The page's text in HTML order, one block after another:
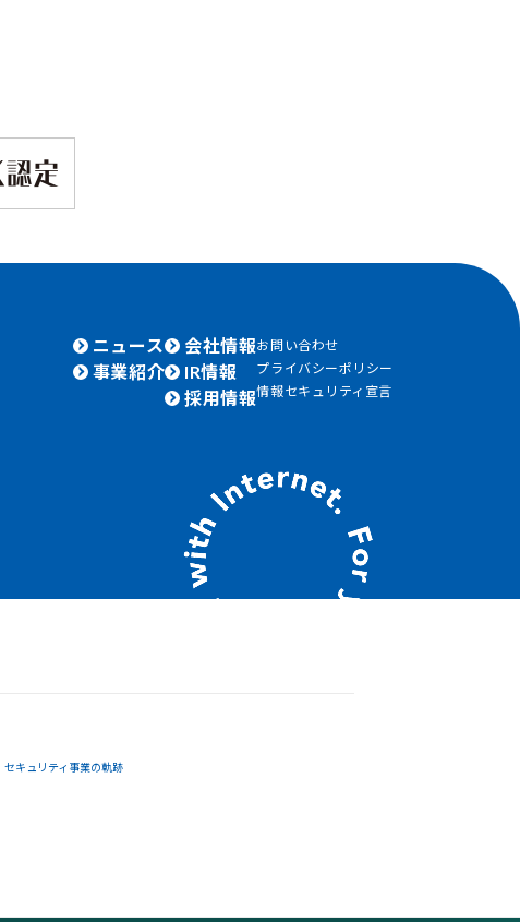
ニュース
事業紹介
会社情報
IR情報
採用情報
お問い合わせ
プライバシーポリシー
情報セキュリティ宣言
セキュリティ事業の軌跡